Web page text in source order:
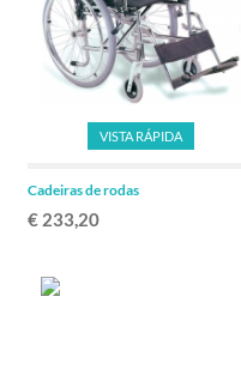
Cadeiras de rodas
€ 233,20
VISTA RÁPIDA